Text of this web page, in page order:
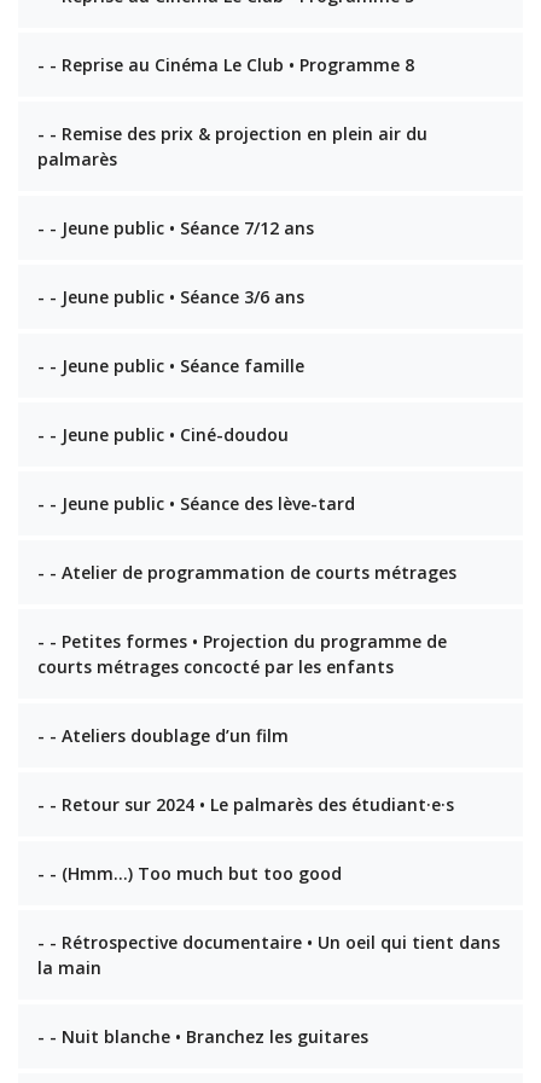
- - Reprise au Cinéma Le Club • Programme 8
- - Remise des prix & projection en plein air du
palmarès
- - Jeune public • Séance 7/12 ans
- - Jeune public • Séance 3/6 ans
- - Jeune public • Séance famille
- - Jeune public • Ciné-doudou
- - Jeune public • Séance des lève-tard
- - Atelier de programmation de courts métrages
- - Petites formes • Projection du programme de
courts métrages concocté par les enfants
- - Ateliers doublage d’un film
- - Retour sur 2024 • Le palmarès des étudiant·e·s
- - (Hmm…) Too much but too good
- - Rétrospective documentaire • Un oeil qui tient dans
la main
- - Nuit blanche • Branchez les guitares